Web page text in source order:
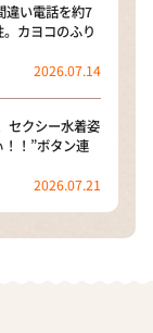
違い電話を約7
カヨコのふり
2026.07.14
セクシー水着姿
！”ボタン連
2026.07.21